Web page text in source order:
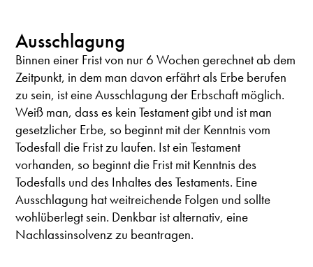
Ausschlagung
Binnen einer Frist von nur 6 Wochen gerechnet ab dem
Zeitpunkt, in dem man davon erfährt als Erbe berufen
zu sein, ist eine Ausschlagung der Erbschaft möglich.
Weiß man, dass es kein Testament gibt und ist man
gesetzlicher Erbe, so beginnt mit der Kenntnis vom
Todesfall die Frist zu laufen. Ist ein Testament
vorhanden, so beginnt die Frist mit Kenntnis des
Todesfalls und des Inhaltes des Testaments. Eine
Ausschlagung hat weitreichende Folgen und sollte
wohlüberlegt sein. Denkbar ist alternativ, eine
Nachlassinsolvenz zu beantragen.